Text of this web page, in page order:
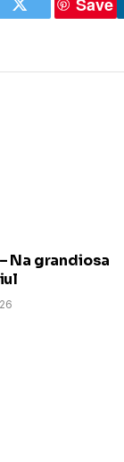
Twitter
Na grandiosa